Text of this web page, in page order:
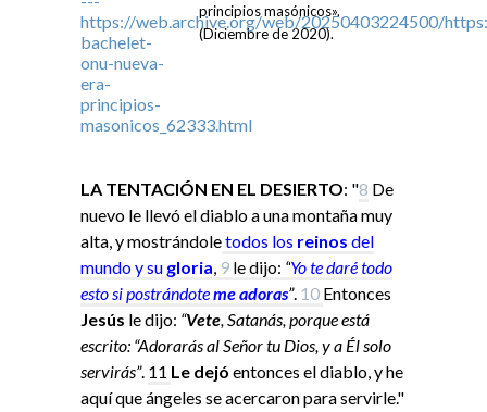
principios masónicos».
(Diciembre de 2020).
LA TENTACIÓN EN EL DESIERTO: "8 De
nuevo le llevó el diablo a una montaña muy
alta, y mostrándoletodos los reinos del
mundo y su gloria, 9 le dijo: “Yote daré todo
esto sipostrándoteme adoras”. 10 Entonces
Jesús le dijo: “Vete, Satanás, porque está
escrito: “Adorarás al Señor tu Dios, y a Él solo
servirás”. 11 Le dejó entonces el diablo, y he
aquí que ángeles se acercaron para servirle."